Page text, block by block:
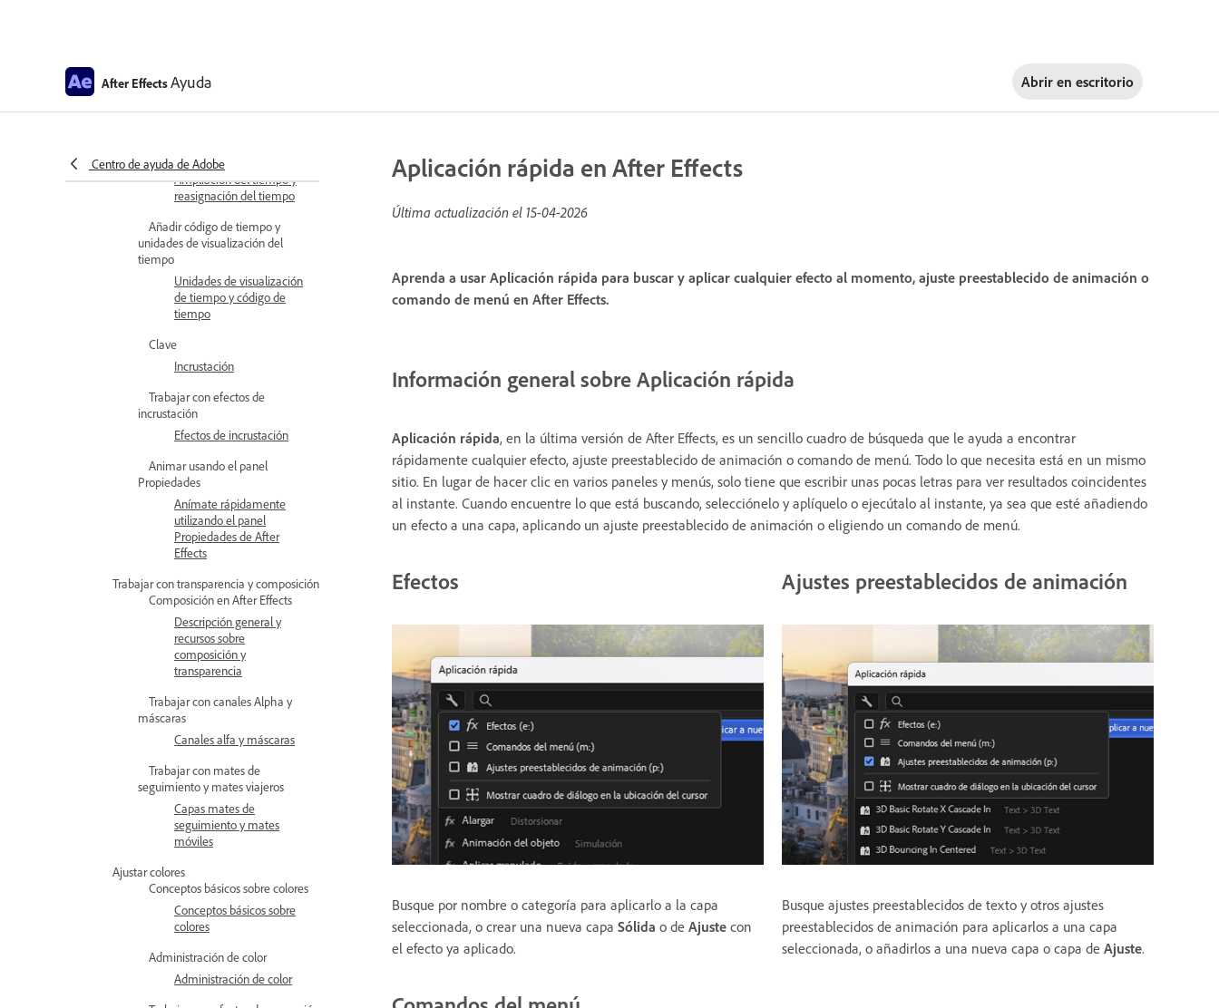
After EffectsAyuda Abrir en escritorio
Centro de ayuda de Adobe
Velocidad entre fotogramas clave
Velocidad
reasignación del tiempo
Ampliación del tiempo y
reasignación del tiempo
Añadir código de tiempo y
unidades de visualización del
tiempo
Unidades de visualización
de tiempo y código de
tiempo
Clave
Incrustación
Trabajar con efectos de
incrustación
Efectos de incrustación
Animar usando el panel
Propiedades
Anímate rápidamente
utilizando el panel
Propiedades de After
Effects
Trabajar con transparencia y composición
Composición en After Effects
Descripción general y
recursos sobre
composición y
transparencia
Trabajar con canales Alpha y
máscaras
Canales alfa y máscaras
Trabajar con mates de
seguimiento y mates viajeros
Capas mates de
seguimiento y mates
móviles
Ajustar colores
Conceptos básicos sobre colores
Conceptos básicos sobre
colores
Administración de color
Administración de color
Aplicación rápida en After Effects
Última actualización el 15-04-2026
Aprenda a usar Aplicación rápida para buscar y aplicar cualquier efecto al momento, ajuste preestablecido de animación o
comando de menú en After Effects.
Información general sobre Aplicación rápida
Aplicación rápida, en la última versión de After Effects, es un sencillo cuadro de búsqueda que le ayuda a encontrar
rápidamente cualquier efecto, ajuste preestablecido de animación o comando de menú. Todo lo que necesita está en un mismo
sitio. En lugar de hacer clic en varios paneles y menús, solo tiene que escribir unas pocas letras para ver resultados coincidentes
al instante. Cuando encuentre lo que está buscando, selecciónelo y aplíquelo o ejecútalo al instante, ya sea que esté añadiendo
un efecto a una capa, aplicando un ajuste preestablecido de animación o eligiendo un comando de menú.
Efectos
Busque por nombre o categoría para aplicarlo a la capa
seleccionada, o crear una nueva capa Sólida o de Ajuste con
el efecto ya aplicado.
Ajustes preestablecidos de animación
Busque ajustes preestablecidos de texto y otros ajustes
preestablecidos de animación para aplicarlos a una capa
seleccionada, o añadirlos a una nueva capa o capa de Ajuste.